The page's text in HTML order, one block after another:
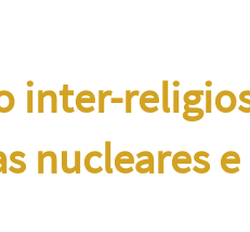
inter-
nucleares